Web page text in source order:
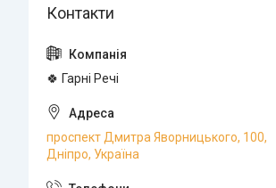
🍀 Гарні Речі
проспект Дмитра Яворницького, 100,
Дніпро, Україна